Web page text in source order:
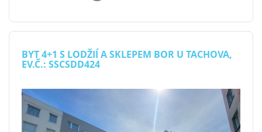
BYT 4+1 S LODŽIÍ A SKLEPEM BOR U TACHOVA,
EV.Č.: SSCSDD424